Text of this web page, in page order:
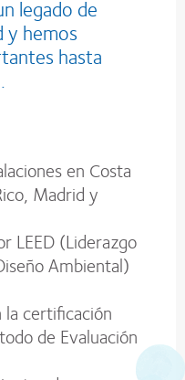
legado de
y hemos
hasta
en Costa
Madrid y
LEED (Liderazgo
Ambiental)
certificación
de Evaluación